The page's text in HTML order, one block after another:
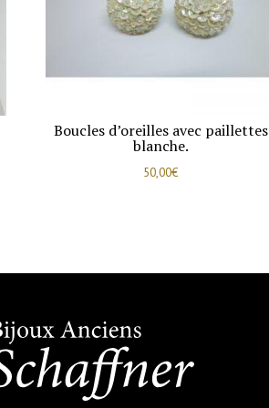
Boucles d’oreilles avec paillettes
blanche.
50,00€